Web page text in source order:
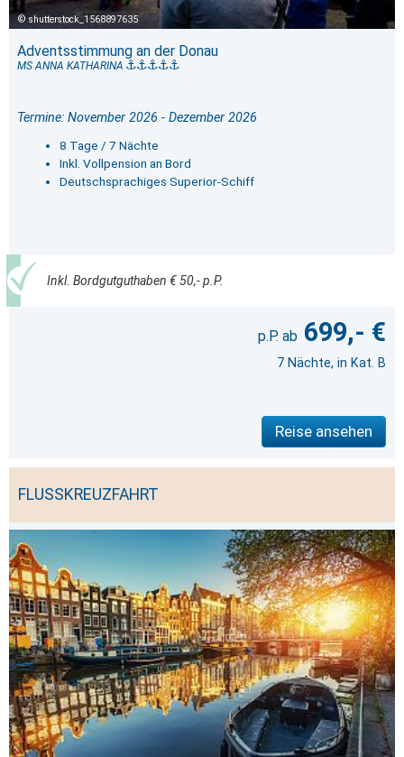
shutterstock_1568897635
Adventsstimmung an der Donau
MS ANNA KATHARINA
Termine: November 2026 - Dezember 2026
8 Tage / 7 Nächte
Inkl. Vollpension an Bord
Deutschsprachiges Superior-Schiff
Inkl. Bordgutguthaben € 50,- p.P.
699,- €
7 Nächte, in Kat. B
Reise ansehen
FLUSSKREUZFAHRT